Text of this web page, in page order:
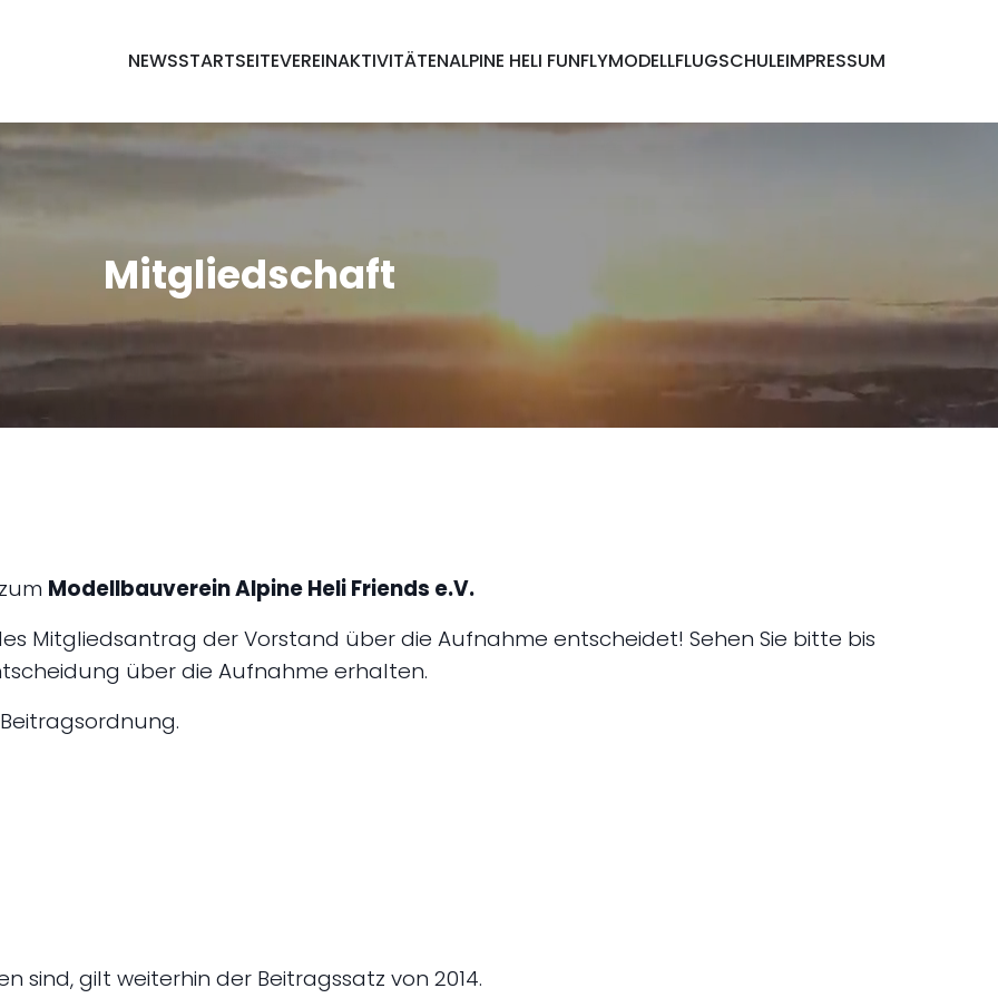
NEWSSTARTSEITEVEREINAKTIVITÄTENALPINE HELI FUNFLYMODELLFLUGSCHULEIMPRESSUM
Mitgliedschaft
Modellbauverein Alpine Heli Friends e.V.
Mitgliedsantrag der Vorstand über die Aufnahme entscheidet! Sehen Sie bitte bis
über die Aufnahme erhalten.
sind, gilt weiterhin der Beitragssatz von 2014.